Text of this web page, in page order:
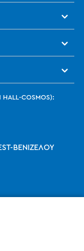
COSMOS):
ΒΕΝΙΖΕΛΟΥ